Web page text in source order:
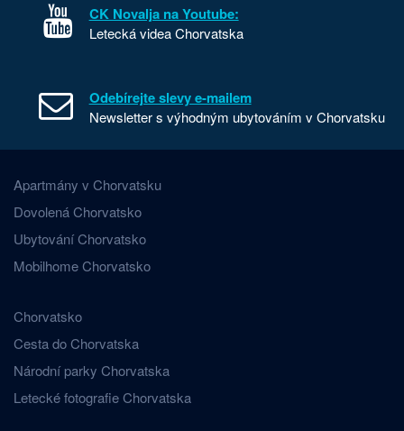
CK Novalja na Youtube:
Letecká videa Chorvatska
Odebírejte slevy e-mailem
Newsletter s výhodným ubytováním v Chorvatsku
Apartmány v Chorvatsku
Dovolená Chorvatsko
Ubytování Chorvatsko
Mobilhome Chorvatsko
Chorvatsko
Cesta do Chorvatska
Národní parky Chorvatska
Letecké fotografie Chorvatska